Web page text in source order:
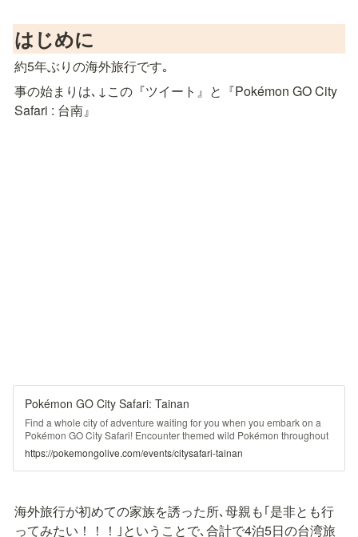
はじめに
約5年ぶりの海外旅行です｡
事の始まりは､↓この『ツイート』と『Pokémon GO City
Safari : 台南』
Pokémon GO City Safari: Tainan
Find a whole city of adventure waiting for you when you embark on a
Pokémon GO City Safari! Encounter themed wild Pokémon throughout
the entire city, complete City Safari-exclusive Special Research, and
explore the rich culture in and around Tainan!
https://pokemongolive.com/events/citysafari-tainan
海外旅行が初めての家族を誘った所､母親も｢是非とも行
ってみたい！！！｣ということで､合計で4泊5日の台湾旅